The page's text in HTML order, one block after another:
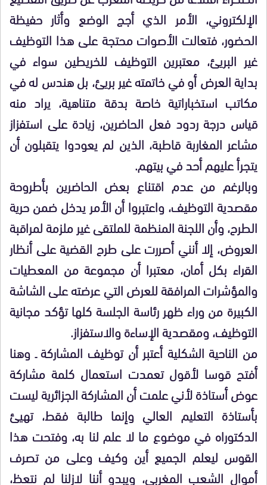
الإلكتروني، الأمر الذي أجج الوضع وأثار حفيظة
الحضور، فتعالت الأصوات محتجة على هذا التوظيف
غير البريئ، معتبرين التوظيف للخريطين سواء في
بداية العرض أو في خاتمته غير بريئ، بل هندس له في
مكاتب استخباراتية خاصة بدقة متناهية، يراد منه
قياس درجة ردود فعل الحاضرين، زيادة على استفزاز
مشاعر المغاربة قاطبة، الذين لم يعودوا يتقبلون أن
يتجرأ عليهم أحد في بيتهم.
وبالرغم من عدم اقتناع بعض الحاضرين بأطروحة
مقصدية التوظيف، واعتبروا أن الأمر يدخل ضمن حرية
الطرح، وأن اللجنة المنظمة للملتقى غير ملزمة لمراقبة
العروض، إلا أنني أصررت على طرح القضية على أنظار
القراء بكل أمان، معتبرا أن مجموعة من المعطيات
والمؤشرات المرافقة للعرض التي عرضته على الشاشة
الكبيرة من وراء ظهر رئاسة الجلسة كلها تؤكد مجانية
التوظيف، ومقصدية الإساءة والاستفزاز.
من الناحية الشكلية أعتبر أن توظيف المشاركة ـ وهنا
أفتح قوسا لأقول تعمدت استعمال كلمة مشاركة
عوض أستاذة لأني علمت أن المشاركة الجزائرية ليست
بأستاذة التعليم العالي وإنما طالبة فقط، تهيئ
الدكتوراه في موضوع ما لا علم لنا به، وفتحت هذا
القوس ليعلم الجميع أين وكيف وعلى من تصرف
أموال الشعب المغربي، ويبدو أننا لازلنا لم نتعظ،